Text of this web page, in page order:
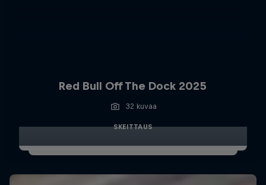
Red Bull Off The Dock 2025
32 kuvaa
SKEITTAUS